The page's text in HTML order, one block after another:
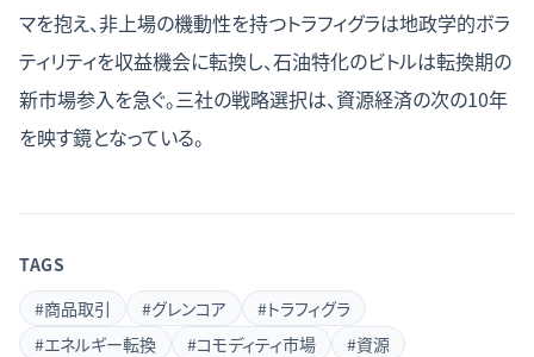
マを抱え、非上場の機動性を持つトラフィグラは地政学的ボラ
ティリティを収益機会に転換し、石油特化のビトルは転換期の
新市場参入を急ぐ。三社の戦略選択は、資源経済の次の10年
を映す鏡となっている。
TAGS
#商品取引 #グレンコア #トラフィグラ
#エネルギー転換 #コモディティ市場 #資源